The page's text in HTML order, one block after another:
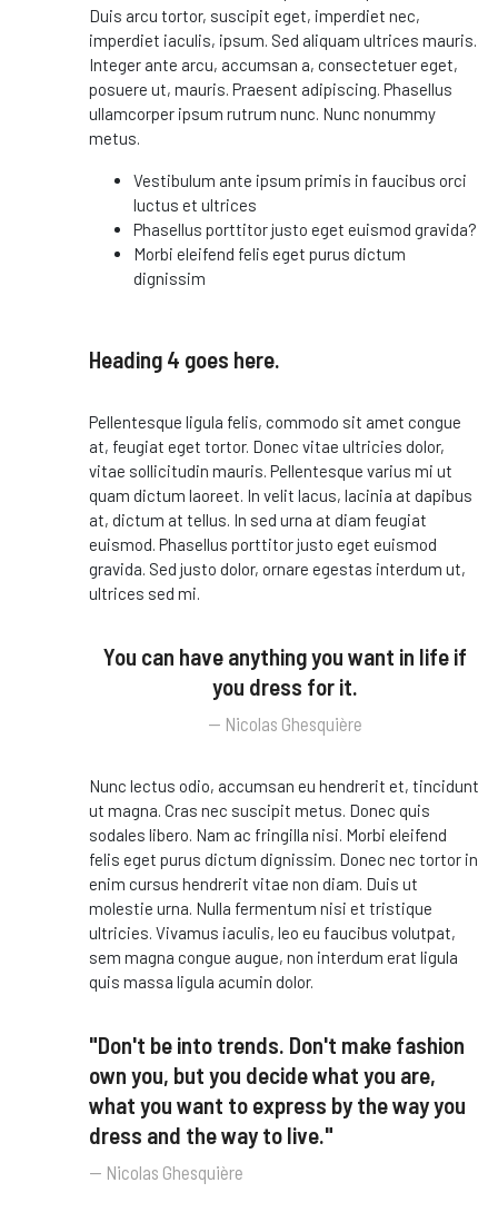
Duis arcu tortor, suscipit eget, imperdiet nec,
imperdiet iaculis, ipsum. Sed aliquam ultrices mauris.
Integer ante arcu, accumsan a, consectetuer eget,
posuere ut, mauris. Praesent adipiscing. Phasellus
ullamcorper ipsum rutrum nunc. Nunc nonummy
metus.
Vestibulum ante ipsum primis in faucibus orci
luctus et ultrices
Phasellus porttitor justo eget euismod gravida?
Morbi eleifend felis eget purus dictum
dignissim
Heading 4 goes here.
Pellentesque ligula felis, commodo sit amet congue
at, feugiat eget tortor. Donec vitae ultricies dolor,
vitae sollicitudin mauris. Pellentesque varius mi ut
quam dictum laoreet. In velit lacus, lacinia at dapibus
at, dictum at tellus. In sed urna at diam feugiat
euismod. Phasellus porttitor justo eget euismod
gravida. Sed justo dolor, ornare egestas interdum ut,
ultrices sed mi.
You can have anything you want in life if
you dress for it.
Nicolas Ghesquière
Nunc lectus odio, accumsan eu hendrerit et, tincidunt
ut magna. Cras nec suscipit metus. Donec quis
sodales libero. Nam ac fringilla nisi. Morbi eleifend
felis eget purus dictum dignissim. Donec nec tortor in
enim cursus hendrerit vitae non diam. Duis ut
molestie urna. Nulla fermentum nisi et tristique
ultricies. Vivamus iaculis, leo eu faucibus volutpat,
sem magna congue augue, non interdum erat ligula
quis massa ligula acumin dolor.
"Don't be into trends. Don't make fashion
own you, but you decide what you are,
what you want to express by the way you
dress and the way to live."
Nicolas Ghesquière